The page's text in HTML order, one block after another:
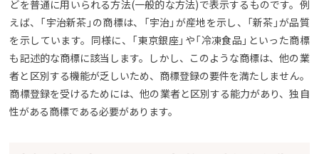
どを普通に用いられる方法(一般的な方法)で表示するものです。例
えば、「宇治新茶」の商標は、「宇治」が産地を示し、「新茶」が品質
を示しています。同様に、「東京銀座」や「冷凍食品」といった商標
も記述的な商標に該当します。しかし、このような商標は、他の業
者と区別する機能が乏しいため、商標登録の要件を満たしません。
商標登録を受けるためには、他の業者と区別する能力があり、独自
性がある商標である必要があります。